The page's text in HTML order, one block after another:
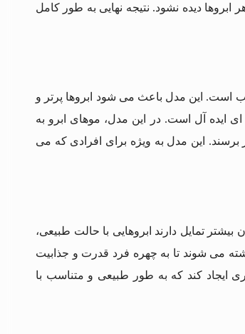
دیده نشود. نتیجه نهایی به طور کامل
است. این مدل باعث می شود ابروها پرتر و
ایده آل است. در این مدل، موهای ابرو به
این مدل به ویژه برای افرادی که می
تمایل دارند ابروهایی با حالت طبیعی،
می شوند تا به چهره فرد قدرت و جذابیت
کند که به طور طبیعی و متناسب با